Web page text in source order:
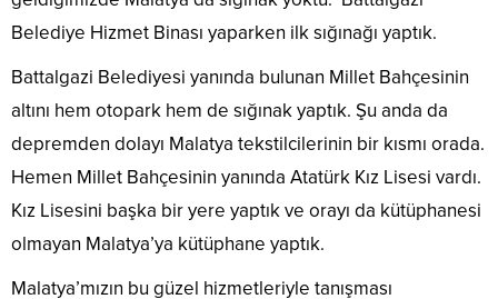
Belediye Hizmet Binası yaparken ilk sığınağı yaptık.
Battalgazi Belediyesi yanında bulunan Millet Bahçesinin
altını hem otopark hem de sığınak yaptık. Şu anda da
depremden dolayı Malatya tekstilcilerinin bir kısmı orada.
Hemen Millet Bahçesinin yanında Atatürk Kız Lisesi vardı.
Kız Lisesini başka bir yere yaptık ve orayı da kütüphanesi
olmayan Malatya’ya kütüphane yaptık.
Malatya’mızın bu güzel hizmetleriyle tanışması